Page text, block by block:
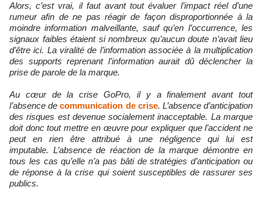
Alors, c’est vrai, il faut avant tout évaluer l’impact réel d’une
rumeur afin de ne pas réagir de façon disproportionnée à la
moindre information malveillante, sauf qu’en l’occurrence, les
signaux faibles étaient si nombreux qu’aucun doute n’avait lieu
d’être ici. La viralité de l’information associée à la multiplication
des supports reprenant l’information aurait dû déclencher la
prise de parole de la marque.
Au cœur de la crise GoPro, il y a finalement avant tout
l’absence decommunication de crise. L’absence d’anticipation
des risques est devenue socialement inacceptable. La marque
doit donc tout mettre en œuvre pour expliquer que l’accident ne
peut en rien être attribué à une négligence qui lui est
imputable. L’absence de réaction de la marque démontre en
tous les cas qu’elle n’a pas bâti de stratégies d’anticipation ou
de réponse à la crise qui soient susceptibles de rassurer ses
publics.